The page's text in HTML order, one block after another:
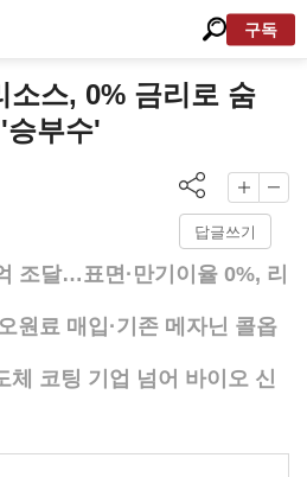
구독
스, 0% 금리로 숨
부수'
답글쓰기
조달…표면·만기이율 0%, 리
원료 매입·기존 메자닌 콜옵
코팅 기업 넘어 바이오 신